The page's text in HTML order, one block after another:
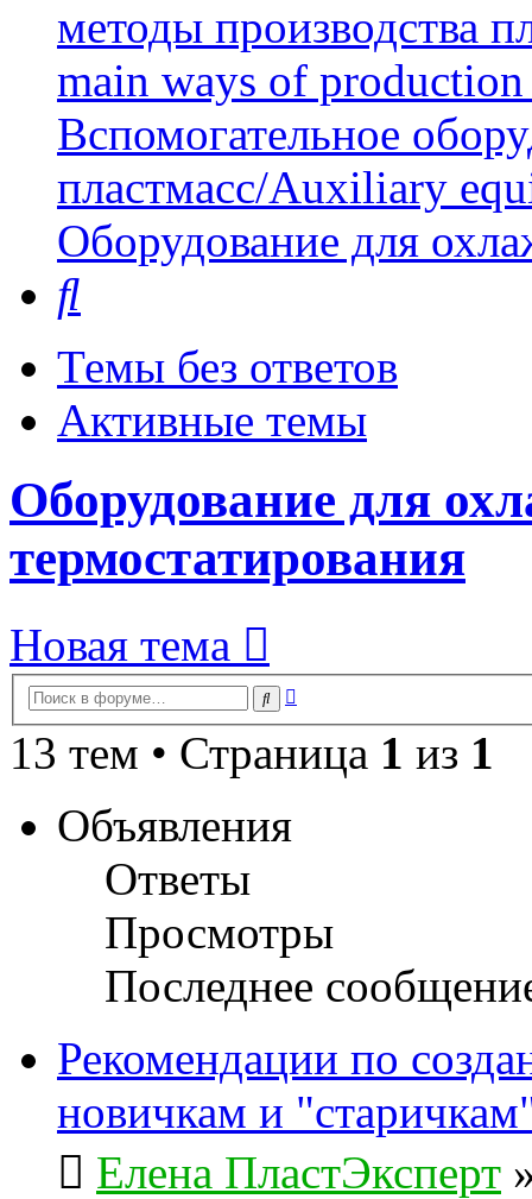
методы производства
main ways of
Вспомогательное
пластмасс/Auxiliary
Оборудование для
Темы без ответов
Активные темы
Оборудование для
термостатирования
Новая тема
Поиск
13 тем • Страница 1 из 1
Объявления
Ответы
Просмотры
Последнее
Рекомендации по
новичкам и
Елена ПластЭксперт